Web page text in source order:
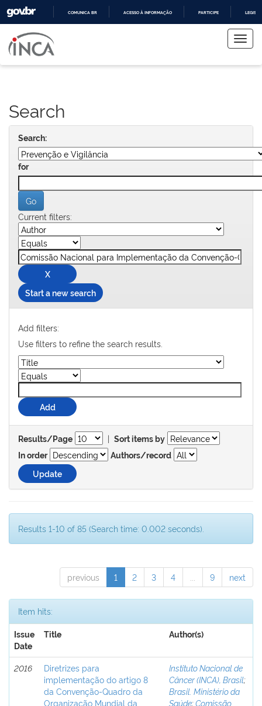
COMUNICA BR ACESSO À INFORMAÇÃO PARTICIPE
navigation
Search
Search:
for
Current filters:
Start a new search
Add filters:
Use filters to refine the search results.
Results/Page | Sort items by
In order
Authors/record
Results 1-10 of 85 (Search time: 0.002 seconds).
previous 1 2 3 4 9 next
Item hits:
Issue
Date
Title Author(s)
2016
Diretrizes para
implementação do artigo 8
da Convenção-Quadro da
Organização Mundial da
Instituto Nacional de
Câncer (INCA), Brasil;
Brasil. Ministério da
Saúde;Comissão